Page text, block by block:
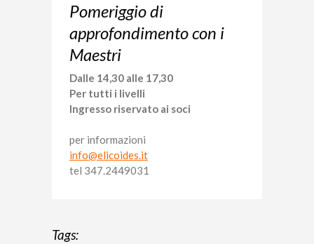
Pomeriggio di
approfondimento con i
Maestri
Dalle 14,30 alle 17,30
Per tutti i livelli
Ingresso riservato ai soci
per informazioni
info@elicoides.it
tel 347.2449031
Tags: